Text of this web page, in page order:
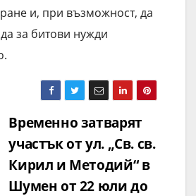
и, при възможност, да
за битови нужди
Временно затварят
участък от ул. „Св. св.
Кирил и Методий“ в
Шумен от 22 юли до